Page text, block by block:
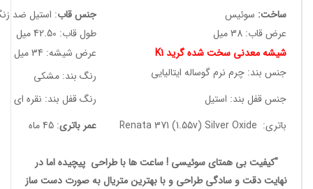
ساخت: سوئیس جنس قاب: استیل ضد
عرض قاب: 38 میل
طول قاب: 42.50 میل
شیشه معدنی سخت شده گرید K1
عرض شیشه: 34 میل
جنس بند: چرم نرم گوساله ایتالیایی
رنگ بند: مشکی
جنس قفل بند: استیل
رنگ قفل بند: نقره ای
باتری: Renata 371 (1.55v) Silver Oxide
عمر باتری: 45 ماه
"کیفیت بی همتای سوئیسی ! ساعت ها با طراحی پیچیده اما در
نهایت دقت و سادگی طراحی و با بهترین متریال به صورت دست ساز